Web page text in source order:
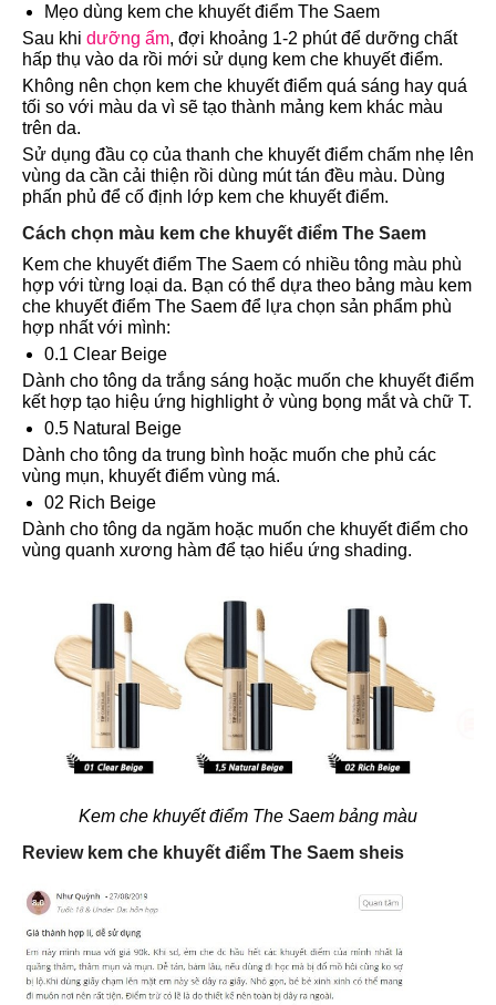
Mẹo dùng kem che khuyết điểm The Saem
Sau khi dưỡng ẩm, đợi khoảng 1-2 phút để dưỡng chất
hấp thụ vào da rồi mới sử dụng kem che khuyết điểm.
Không nên chọn kem che khuyết điểm quá sáng hay quá
tối so với màu da vì sẽ tạo thành mảng kem khác màu
trên da.
Sử dụng đầu cọ của thanh che khuyết điểm chấm nhẹ lên
vùng da cần cải thiện rồi dùng mút tán đều màu. Dùng
phấn phủ để cố định lớp kem che khuyết điểm.
Cách chọn màu kem che khuyết điểm The Saem
Kem che khuyết điểm The Saem có nhiều tông màu phù
hợp với từng loại da. Bạn có thể dựa theo bảng màu kem
che khuyết điểm The Saem để lựa chọn sản phẩm phù
hợp nhất với mình:
0.1 Clear Beige
Dành cho tông da trắng sáng hoặc muốn che khuyết điểm
kết hợp tạo hiệu ứng highlight ở vùng bọng mắt và chữ T.
0.5 Natural Beige
Dành cho tông da trung bình hoặc muốn che phủ các
vùng mụn, khuyết điểm vùng má.
02 Rich Beige
Dành cho tông da ngăm hoặc muốn che khuyết điểm cho
vùng quanh xương hàm để tạo hiểu ứng shading.
Kem che khuyết điểm The Saem bảng màu
Review kem che khuyết điểm The Saem sheis